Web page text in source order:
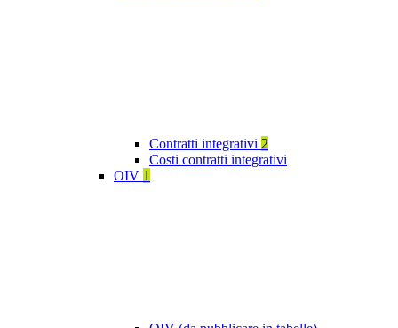
Contratti integrativi 2
Costi contratti integrativi
OIV 1